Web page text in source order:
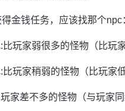
金钱任务，应该找那个npc
玩家弱很多的怪物（比玩
玩家稍弱的怪物（比玩家低
家差不多的怪物（与玩家同